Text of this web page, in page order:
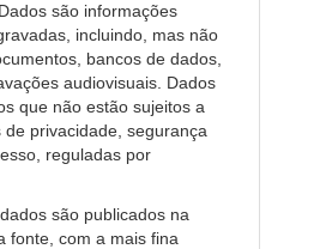
são informações
incluindo, mas não
bancos de dados,
audiovisuais. Dados
que não estão sujeitos a
de privacidade, segurança
reguladas por
dados são publicados na
fonte, com a mais fina